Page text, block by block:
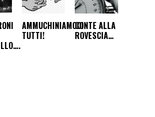
AMMUCHINIAMOCI
TUTTI!
CONTE ALLA
ROVESCIA…